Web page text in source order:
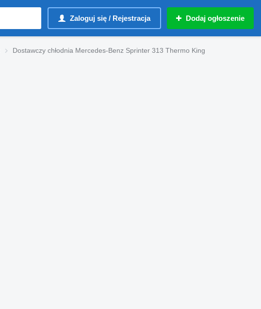
Zaloguj się / Rejestracja Dodaj ogłoszenie
Dostawczy chłodnia Mercedes-Benz Sprinter 313 Thermo King